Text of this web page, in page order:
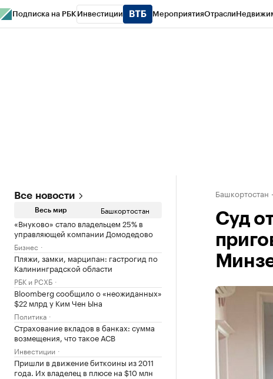
Подписка на РБК Инвестиции МероприятияОтрасли
Все новости
Весь мир Башкортостан
«Внуково» стало владельцем 25% в
управляющей компании Домодедово
Бизнес
Пляжи, замки, марципан: гастрогид по
Калининградской области
РБК и РСХБ
Bloomberg сообщило о «неожиданных»
$22 млрд у Ким Чен Ына
Политика
Страхование вкладов в банках: сумма
возмещения, что такое АСВ
Инвестиции
Пришли в движение биткоины из 2011
года. Их владелец в плюсе на $10 млн
Башкортостан
Суд